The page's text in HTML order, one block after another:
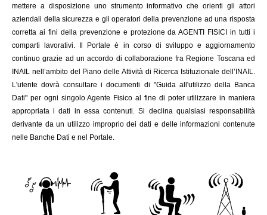
mettere a disposizione uno strumento informativo che orienti gli attori
aziendali della sicurezza e gli operatori della prevenzione ad una risposta
corretta ai fini della prevenzione e protezione da AGENTI FISICI in tutti i
comparti lavorativi. Il Portale è in corso di sviluppo e aggiornamento
continuo grazie ad un accordo di collaborazione fra Regione Toscana ed
INAIL nell’ambito del Piano delle Attività di Ricerca Istituzionale dell’INAIL.
L'utente dovrà consultare i documenti di "Guida all'utilizzo della Banca
Dati" per ogni singolo Agente Fisico al fine di poter utilizzare in maniera
appropriata i dati in essa contenuti. Si declina qualsiasi responsabilità
derivante da un utilizzo improprio dei dati e delle informazioni contenute
nelle Banche Dati e nel Portale.